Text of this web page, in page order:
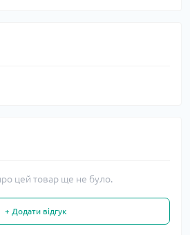
цей товар ще не було.
+ Додати відгук